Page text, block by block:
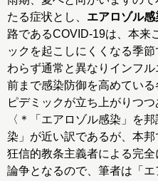
たる症状とし、 エアロゾル感
路であるCOVID-19は、本来
ックを起こしにくくなる季
わらず通常と異なりインフ
前まで感染防御を高めてい
ピデミックが立ち上がりつつ
〈＊「エアロゾル感染」を
染」が近い訳であるが、本
狂信的教条主義者による完
論争となるので、筆者は「